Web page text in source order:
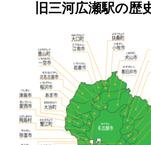
旧三河広瀬駅の歴